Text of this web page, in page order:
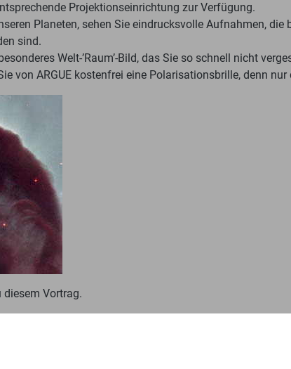
Projektionseinrichtung zur Verfügung.
Planeten, sehen Sie eindrucksvolle Aufnahmen,
sind.
Welt-’Raum’-Bild, das Sie so schnell nicht
von ARGUE kostenfrei eine Polarisationsbrille, denn
diesem Vortrag.